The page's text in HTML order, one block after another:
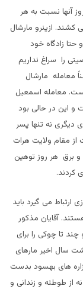
آنها نسبت به هر
کشند. ازینرو مارشال
زادگاه خود
را سراغ نداریم
معامله مارشال
معامله اسمعیل
و این در حالی بود
تعدادی دیگری نه تنها پسر
از مقام ولایت هرات
و برق هر روز توهین
کردند.
ارتباط می گیرد باید
آقایان مذکور
تا چوکی را برای
سال اخیر مارهای
های بهسود بدست
از طوطئه و زندانی و